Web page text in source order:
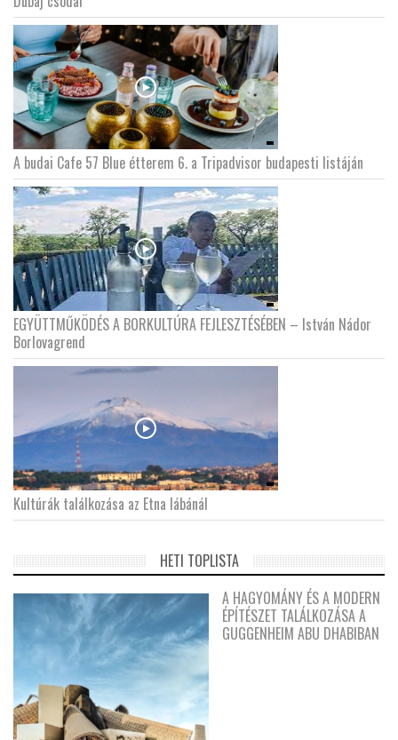
A budai Cafe 57 Blue étterem 6. a Tripadvisor budapesti listáján
EGYÜTTMŰKÖDÉS A BORKULTÚRA FEJLESZTÉSÉBEN – István Nádor
Borlovagrend
Kultúrák találkozása az Etna lábánál
HETI TOPLISTA
A HAGYOMÁNY ÉS A MODERN
ÉPÍTÉSZET TALÁLKOZÁSA A
GUGGENHEIM ABU DHABIBAN